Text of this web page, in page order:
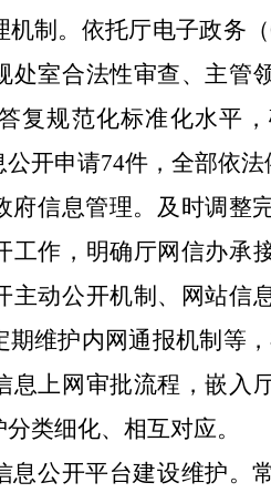
机制。依托厅电子政务（
处室合法性审查、主管
复规范化标准化水平
公开申请74件，全部依法
府信息管理。 及时调整
工作，明确厅网信办承
主动公开机制、网站信
期维护内网通报机制等
息上网审批流程，嵌入
类细化、相互对应。
息公开平台建设维护。